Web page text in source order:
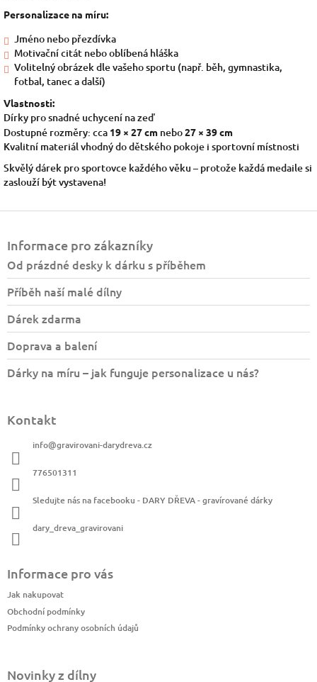
Personalizace na míru:
Jméno nebo přezdívka
Motivační citát nebo oblíbená hláška
Volitelný obrázek dle vašeho sportu (např. běh, gymnastika,
fotbal, tanec a další)
Vlastnosti:
Dírky pro snadné uchycení na zeď
Dostupné rozměry: cca 19 × 27 cm nebo27 × 39 cm
Kvalitní materiál vhodný do dětského pokoje i sportovní místnosti
Skvělý dárek pro sportovce každého věku – protože každá medaile si
zaslouží být vystavena!
Informace pro zákazníky
Od prázdné desky k dárku s příběhem
Příběh naší malé dílny
Dárek zdarma
Doprava a balení
Dárky na míru – jak funguje personalizace u nás?
Kontakt
info@gravirovani-darydreva.cz
776501311
Sledujte nás na facebooku - DARY DŘEVA - gravírované dárky
dary_dreva_gravirovani
Informace pro vás
Jak nakupovat
Obchodní podmínky
Podmínky ochrany osobních údajů
Novinky z dílny